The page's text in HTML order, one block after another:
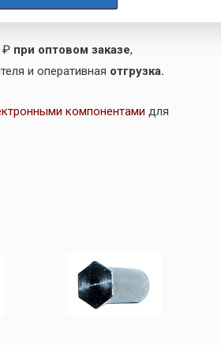
эксплуатации.
₽ при оптовом заказе,
и оперативная отгрузка.
компонентами для